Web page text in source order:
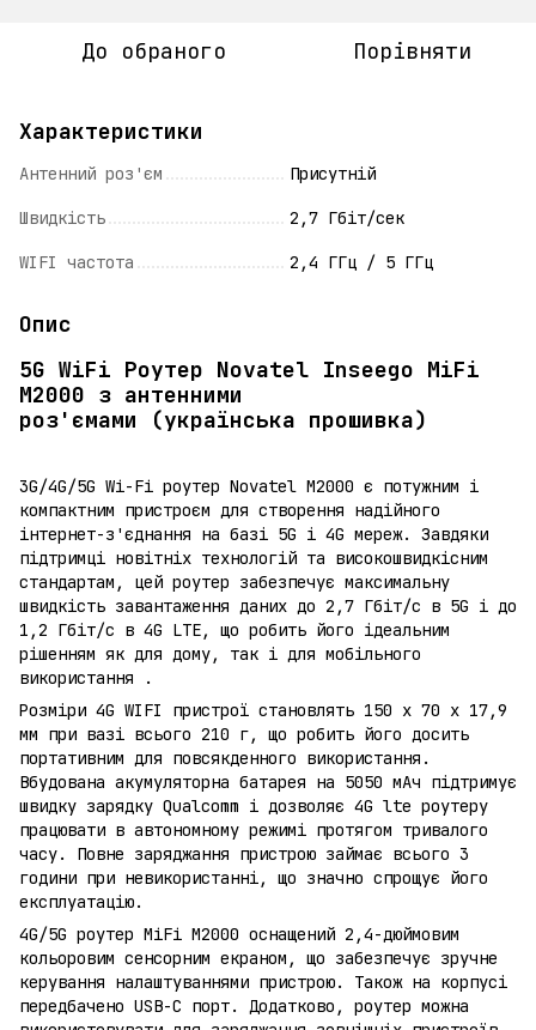
До обраного Порівняти
Характеристики
Антенний роз'єм Присутній
Швидкість 2,7 Гбіт/сек
WIFI частота 2,4 ГГц / 5 ГГц
Опис
5G WiFi Роутер Novatel Inseego MiFi
M2000 з антенними
роз'ємами (українська прошивка)
3G/4G/5G Wi-Fi роутер Novatel M2000 є потужним і
компактним пристроєм для створення надійного
інтернет-з'єднання на базі 5G і 4G мереж. Завдяки
підтримці новітніх технологій та високошвидкісним
стандартам, цей роутер забезпечує максимальну
швидкість завантаження даних до 2,7 Гбіт/с в 5G і до
1,2 Гбіт/с в 4G LTE, що робить його ідеальним
рішенням як для дому, так і для мобільного
використання .
Розміри 4G WIFI пристрої становлять 150 x 70 x 17,9
мм при вазі всього 210 г, що робить його досить
портативним для повсякденного використання.
Вбудована акумуляторна батарея на 5050 мАч підтримує
швидку зарядку Qualcomm і дозволяє 4G lte роутеру
працювати в автономному режимі протягом тривалого
часу. Повне заряджання пристрою займає всього 3
години при невикористанні, що значно спрощує його
експлуатацію.
4G/5G роутер MiFi M2000 оснащений 2,4-дюймовим
кольоровим сенсорним екраном, що забезпечує зручне
керування налаштуваннями пристрою. Також на корпусі
передбачено USB-C порт. Додатково, роутер можна